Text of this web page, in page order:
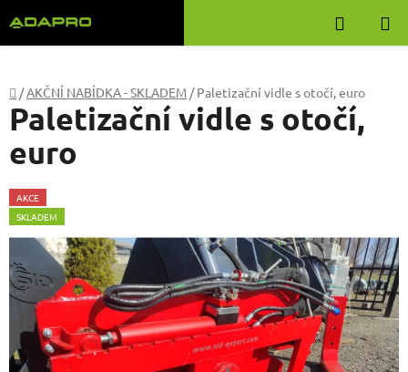
na
obsah
Hledat
Domů
/AKČNÍ NABÍDKA - SKLADEM / Paletizační vidle s otočí, euro
Paletizační vidle s otočí,
euro
AKCE
SKLADEM